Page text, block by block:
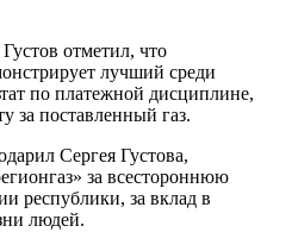
отметил, что
лучший среди
по платежной дисциплине,
за поставленный газ.
Сергея Густова,
за всестороннюю
республики, за вклад в
людей.